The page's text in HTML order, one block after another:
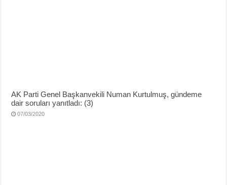
AK Parti Genel Başkanvekili Numan Kurtulmuş, gündeme
dair soruları yanıtladı: (3)
07/03/2020